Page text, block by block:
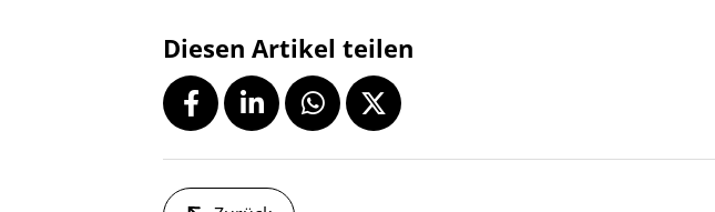
Diesen Artikel teilen